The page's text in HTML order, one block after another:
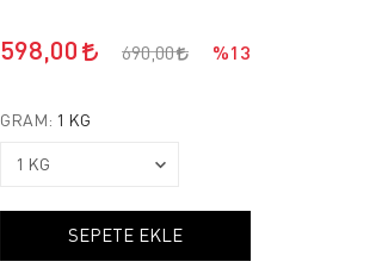
598,00 690,00 %13
GRAM: 1 KG
SEPETE EKLE